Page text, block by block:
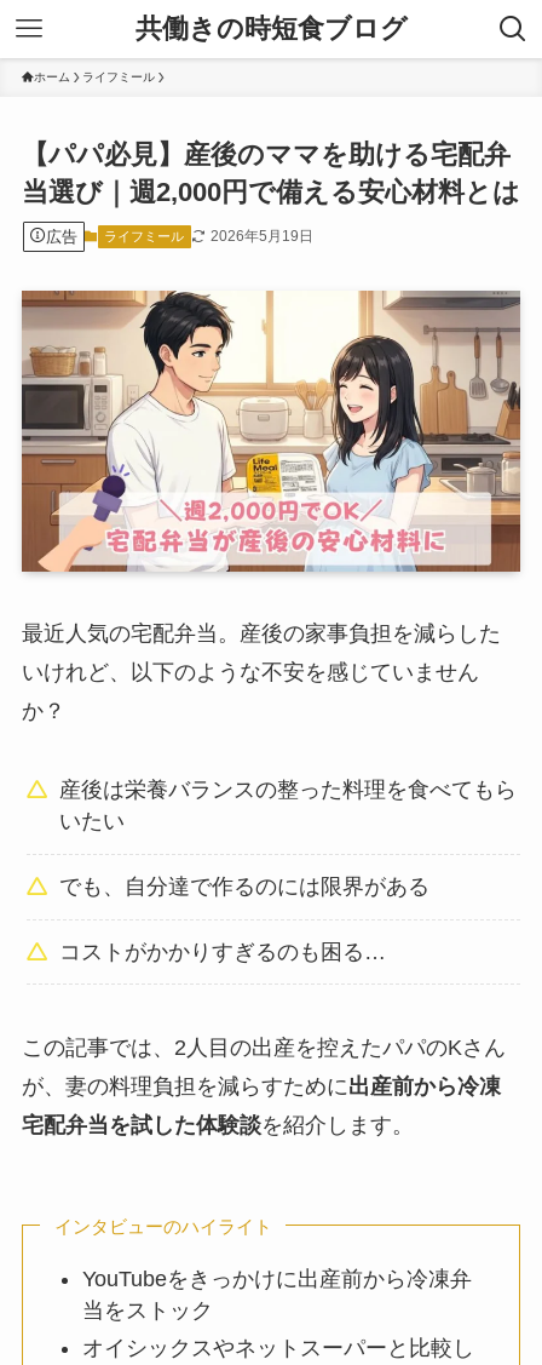
共働きの時短食ブログ
ホーム ライフミール
【パパ必見】産後のママを助ける宅配弁
当選び｜週2,000円で備える安心材料とは
広告 ライフミール 2026年5月19日
最近人気の宅配弁当。産後の家事負担を減らした
いけれど、以下のような不安を感じていません
か？
産後は栄養バランスの整った料理を食べてもら
いたい
でも、自分達で作るのには限界がある
コストがかかりすぎるのも困る…
この記事では、2人目の出産を控えたパパのKさん
が、妻の料理負担を減らすために出産前から冷凍
宅配弁当を試した体験談を紹介します。
インタビューのハイライト
YouTubeをきっかけに出産前から冷凍弁
当をストック
オイシックスやネットスーパーと比較し